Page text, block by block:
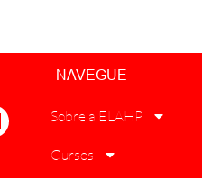
NAVEGUE
Sobre a ELAHP
Cursos